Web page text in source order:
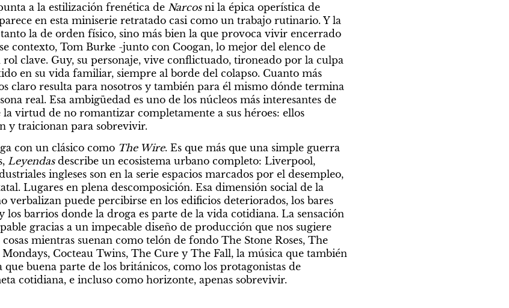
a la estilización frenética de Narcos
ni la épica operística de
en esta miniserie retratado casi como un trabajo rutinario. Y la
la de orden físico, sino más bien la que provoca vivir encerrado
en una identidad falsa. En ese contexto, Tom Burke -junto con Coogan, lo mejor del elenco de
clave. Guy, su personaje, vive conflictuado, tironeado por la culpa
en su vida familiar, siempre al borde del colapso. Cuanto más
claro resulta para nosotros y también para él mismo dónde termina
la máscara y empieza la persona real. Esa ambigüedad es uno de los núcleos más interesantes de
la virtud de no romantizar completamente a sus héroes: ellos
y traicionan para sobrevivir.
con un clásico como The Wire. Es que más que una simple guerra
Leyendas describe un ecosistema urbano completo: Liverpool,
ingleses son en la serie espacios marcados por el desempleo,
Lugares en plena descomposición. Esa dimensión social de la
verbalizan puede percibirse en los edificios deteriorados, los bares
los barrios donde la droga es parte de la vida cotidiana. La sensación
gracias a un impecable diseño de producción que nos sugiere
mientras suenan como telón de fondo The Stone Roses, The
Cocteau Twins, The Cure y The Fall, la música que también
narró esa época oscura en la que buena parte de los británicos, como los protagonistas de
cotidiana, e incluso como horizonte, apenas sobrevivir.